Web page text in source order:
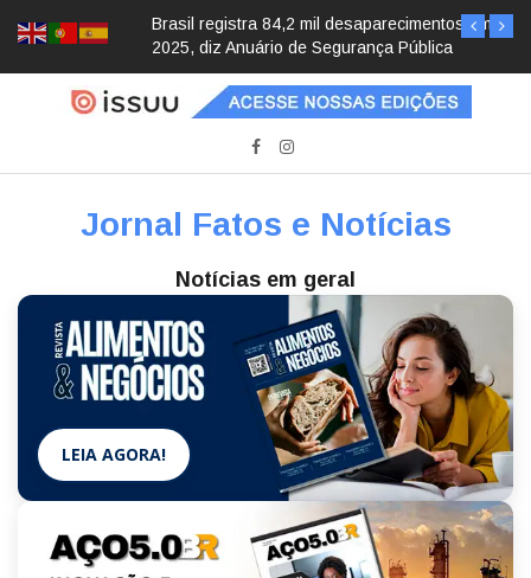
Brasil registra 84,2 mil desaparecimentos em
2025, diz Anuário de Segurança Pública
Jornal Fatos e Notícias
Notícias em geral
LEIA AGORA!